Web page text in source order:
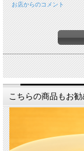
お店からのコメント
こちらの商品もお勧